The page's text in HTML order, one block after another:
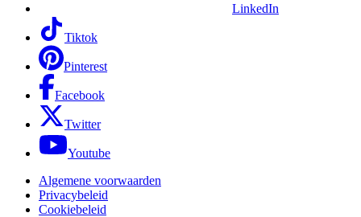
LinkedIn
Tiktok
Pinterest
Facebook
Twitter
Youtube
Algemene voorwaarden
Privacybeleid
Cookiebeleid